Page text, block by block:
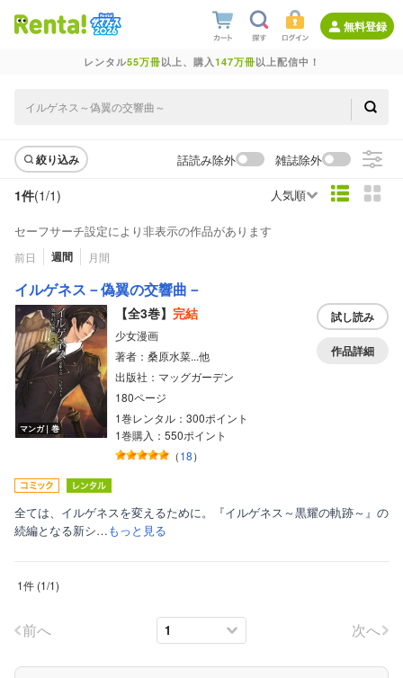
無料登録
レンタル55万冊以上、購入147万冊以上配信中！
絞り込み 話読み除外 雑誌除外
1件(1/1) 人気順
セーフサーチ設定により非表示の作品があります
前日 週間 月間
イルゲネス－偽翼の交響曲－
マンガ｜巻
【全3巻】 完結
少女漫画
著者：桑原水菜...他
出版社：マッグガーデン
180ページ
1巻レンタル：300ポイント
1巻購入：550ポイント
（18）
試し読み
作品詳細
全ては、イルゲネスを変えるために。『イルゲネス～黒耀の軌跡～』の
続編となる新シ…もっと見る
1件 (1/1)
前へ 次へ